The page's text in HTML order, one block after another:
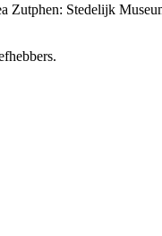
Zutphen: Stedelijk